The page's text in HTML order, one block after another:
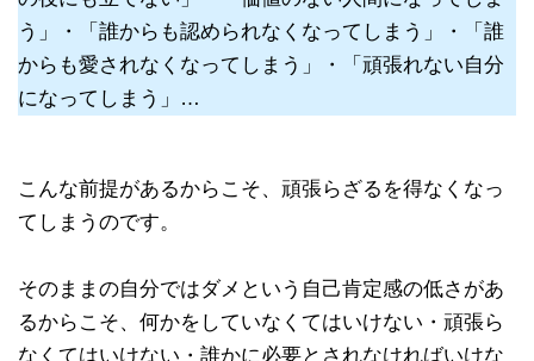
う」・「誰からも認められなくなってしまう」・「誰
からも愛されなくなってしまう」・「頑張れない自分
になってしまう」…
こんな前提があるからこそ、頑張らざるを得なくなっ
てしまうのです。
そのままの自分ではダメという自己肯定感の低さがあ
るからこそ、何かをしていなくてはいけない・頑張ら
なくてはいけない・誰かに必要とされなければいけな